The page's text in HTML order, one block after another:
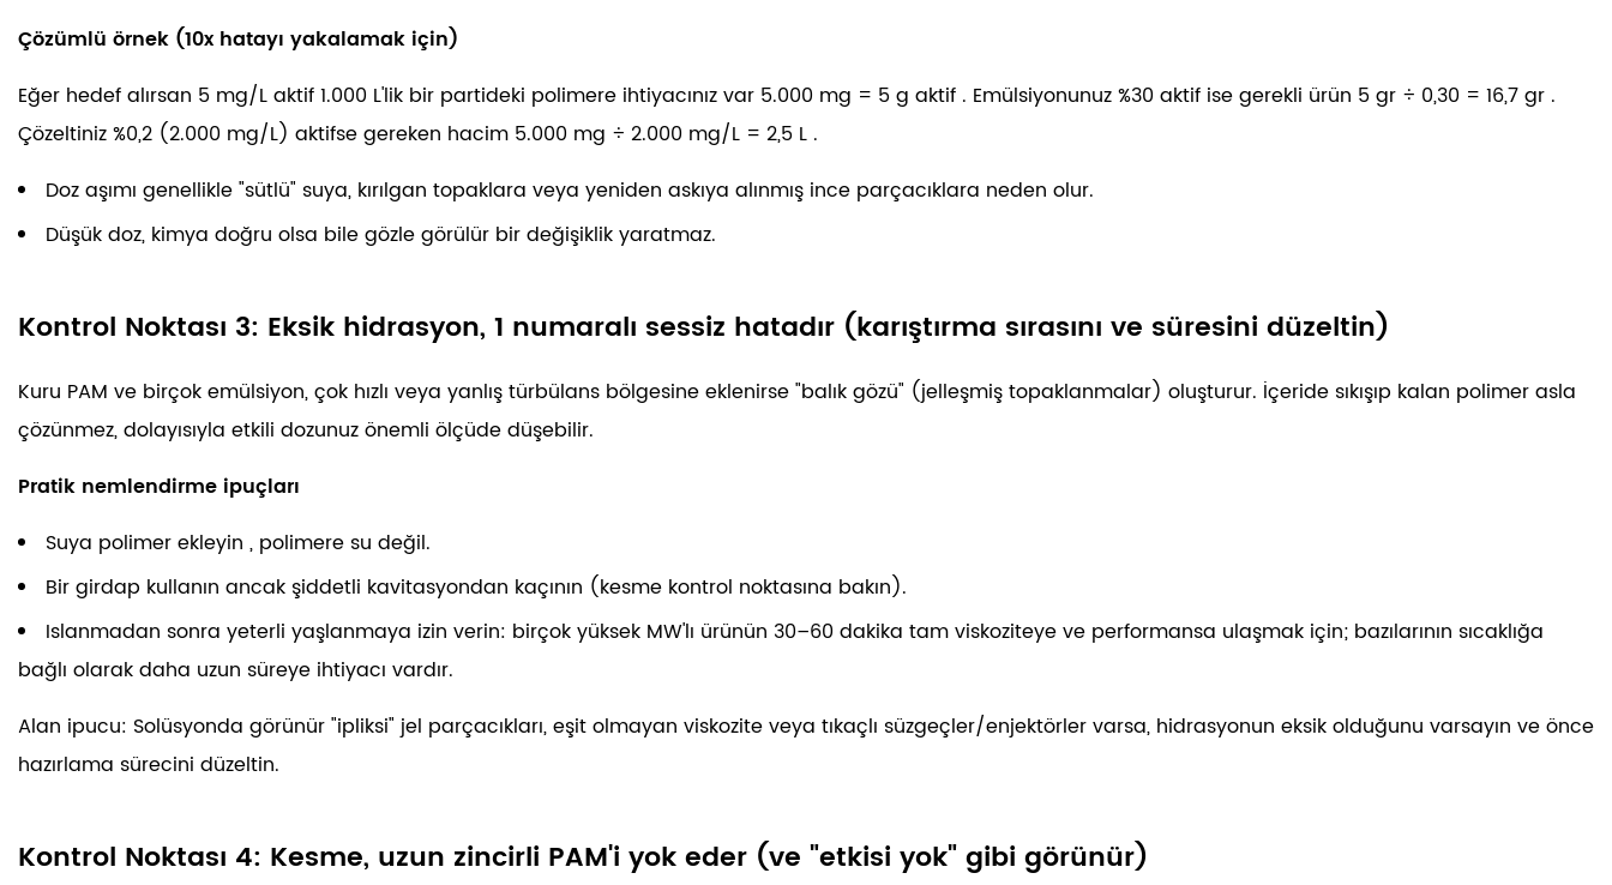
Çözümlü örnek (10x hatayı yakalamak için)
Eğer hedef alırsan 5 mg/L aktif1.000 L'lik bir partideki polimere ihtiyacınız var 5.000 mg = 5 g aktif . Emülsiyonunuz %30 aktif ise gerekli ürün 5 gr ÷ 0,30 = 16,7 gr .
Çözeltiniz %0,2 (2.000 mg/L) aktifse gereken hacim 5.000 mg ÷ 2.000 mg/L = 2,5 L .
Doz aşımı genellikle "sütlü" suya, kırılgan topaklara veya yeniden askıya alınmış ince parçacıklara neden olur.
Düşük doz, kimya doğru olsa bile gözle görülür bir değişiklik yaratmaz.
Kontrol Noktası 3: Eksik hidrasyon, 1 numaralı sessiz hatadır (karıştırma sırasını ve süresini düzeltin)
Kuru PAM ve birçok emülsiyon, çok hızlı veya yanlış türbülans bölgesine eklenirse "balık gözü" (jelleşmiş topaklanmalar) oluşturur. İçeride sıkışıp kalan polimer asla
çözünmez, dolayısıyla etkili dozunuz önemli ölçüde düşebilir.
Pratik nemlendirme ipuçları
Suya polimer ekleyin , polimere su değil.
Bir girdap kullanın ancak şiddetli kavitasyondan kaçının (kesme kontrol noktasına bakın).
Islanmadan sonra yeterli yaşlanmaya izin verin: birçok yüksek MW'lı ürünün 30–60 dakika tam viskoziteye ve performansa ulaşmak için; bazılarının sıcaklığa
bağlı olarak daha uzun süreye ihtiyacı vardır.
Alan ipucu: Solüsyonda görünür "ipliksi" jel parçacıkları, eşit olmayan viskozite veya tıkaçlı süzgeçler/enjektörler varsa, hidrasyonun eksik olduğunu varsayın ve önce
hazırlama sürecini düzeltin.
Kontrol Noktası 4: Kesme, uzun zincirli PAM'i yok eder (ve "etkisi yok" gibi görünür)